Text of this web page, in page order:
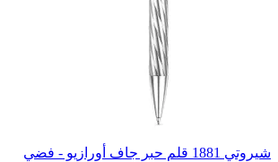
شيروتي 1881 قلم حبر جاف أورازيو - فضي